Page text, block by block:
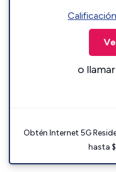
o llamar
Obtén Internet 5G
hasta